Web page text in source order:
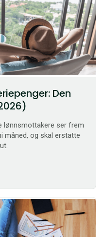
Den
lønnsmottakere ser frem
måned, og skal erstatte